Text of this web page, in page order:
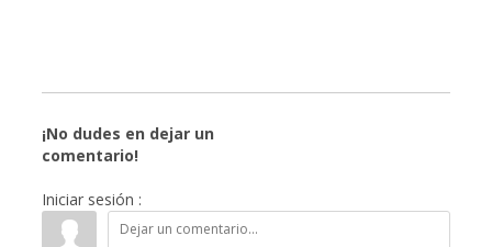
¡No dudes en dejar un
comentario!
Iniciar sesión :